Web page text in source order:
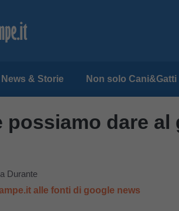
News & Storie Non solo Cani&Gatti
possiamo dare
Durante
alle fonti di google news